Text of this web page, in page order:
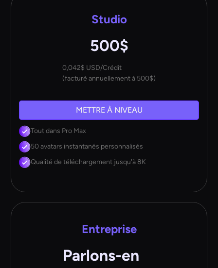
Studio
500$
0,042$ USD/Crédit
(facturé annuellement à 500$)
METTRE À NIVEAU
Tout dans Pro Max
50 avatars instantanés personnalisés
Qualité de téléchargement jusqu'à 8K
Entreprise
Parlons-en